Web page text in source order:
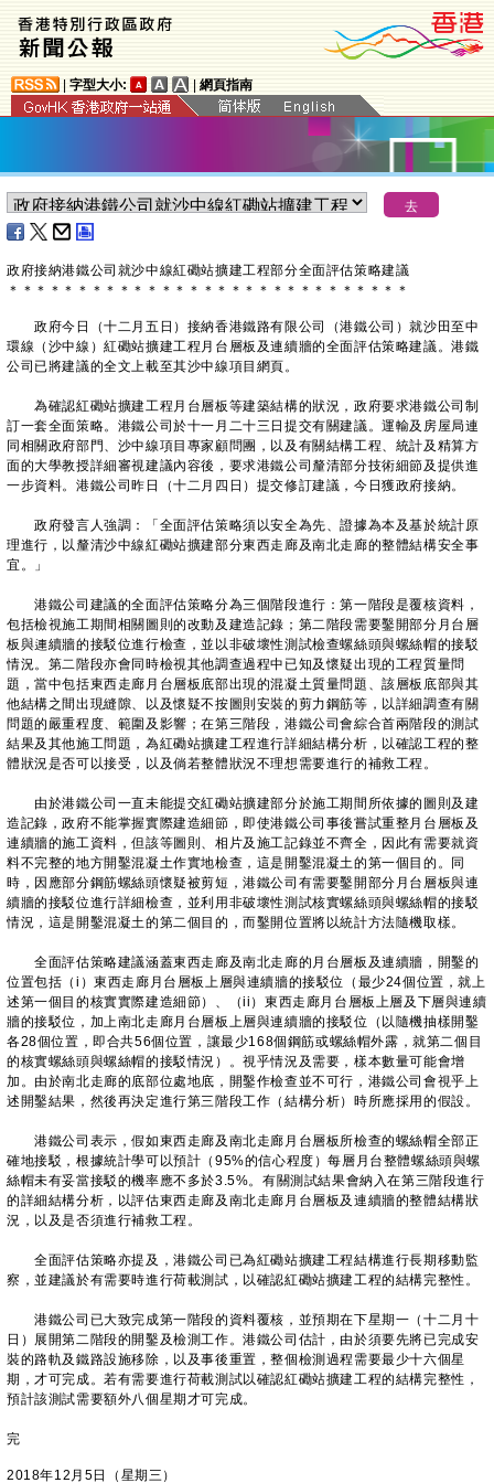
字型大小: 網頁指南
政府接納港鐵公司就沙中線紅磡站擴建工程部分全面評估策略建議
＊ ＊ ＊ ＊ ＊ ＊ ＊ ＊ ＊ ＊ ＊ ＊ ＊ ＊ ＊ ＊ ＊ ＊ ＊ ＊ ＊ ＊ ＊ ＊ ＊ ＊ ＊ ＊ ＊
政府今日（十二月五日）接納香港鐵路有限公司（港鐵公司）就沙田至中
環線（沙中線）紅磡站擴建工程月台層板及連續牆的全面評估策略建議。港鐵
公司已將建議的全文上載至其沙中線項目網頁。
為確認紅磡站擴建工程月台層板等建築結構的狀況，政府要求港鐵公司制
訂一套全面策略。港鐵公司於十一月二十三日提交有關建議。運輸及房屋局連
同相關政府部門、沙中線項目專家顧問團，以及有關結構工程、統計及精算方
面的大學教授詳細審視建議內容後，要求港鐵公司釐清部分技術細節及提供進
一步資料。港鐵公司昨日（十二月四日）提交修訂建議，今日獲政府接納。
政府發言人強調：「全面評估策略須以安全為先、證據為本及基於統計原
理進行，以釐清沙中線紅磡站擴建部分東西走廊及南北走廊的整體結構安全事
宜。」
港鐵公司建議的全面評估策略分為三個階段進行：第一階段是覆核資料，
包括檢視施工期間相關圖則的改動及建造記錄；第二階段需要鑿開部分月台層
板與連續牆的接駁位進行檢查，並以非破壞性測試檢查螺絲頭與螺絲帽的接駁
情況。第二階段亦會同時檢視其他調查過程中已知及懷疑出現的工程質量問
題，當中包括東西走廊月台層板底部出現的混凝土質量問題、該層板底部與其
他結構之間出現縫隙、以及懷疑不按圖則安裝的剪力鋼筋等，以詳細調查有關
問題的嚴重程度、範圍及影響；在第三階段，港鐵公司會綜合首兩階段的測試
結果及其他施工問題，為紅磡站擴建工程進行詳細結構分析，以確認工程的整
體狀況是否可以接受，以及倘若整體狀況不理想需要進行的補救工程。
由於港鐵公司一直未能提交紅磡站擴建部分於施工期間所依據的圖則及建
造記錄，政府不能掌握實際建造細節，即使港鐵公司事後嘗試重整月台層板及
連續牆的施工資料，但該等圖則、相片及施工記錄並不齊全，因此有需要就資
料不完整的地方開鑿混凝土作實地檢查，這是開鑿混凝土的第一個目的。同
時，因應部分鋼筋螺絲頭懷疑被剪短，港鐵公司有需要鑿開部分月台層板與連
續牆的接駁位進行詳細檢查，並利用非破壞性測試核實螺絲頭與螺絲帽的接駁
情況，這是開鑿混凝土的第二個目的，而鑿開位置將以統計方法隨機取樣。
全面評估策略建議涵蓋東西走廊及南北走廊的月台層板及連續牆，開鑿的
位置包括（i）東西走廊月台層板上層與連續牆的接駁位（最少24個位置，就上
述第一個目的核實實際建造細節）、（ii）東西走廊月台層板上層及下層與連續
牆的接駁位，加上南北走廊月台層板上層與連續牆的接駁位（以隨機抽樣開鑿
各28個位置，即合共56個位置，讓最少168個鋼筋或螺絲帽外露，就第二個目
的核實螺絲頭與螺絲帽的接駁情況）。視乎情況及需要，樣本數量可能會增
加。由於南北走廊的底部位處地底，開鑿作檢查並不可行，港鐵公司會視乎上
述開鑿結果，然後再決定進行第三階段工作（結構分析）時所應採用的假設。
港鐵公司表示，假如東西走廊及南北走廊月台層板所檢查的螺絲帽全部正
確地接駁，根據統計學可以預計（95%的信心程度）每層月台整體螺絲頭與螺
絲帽未有妥當接駁的機率應不多於3.5%。有關測試結果會納入在第三階段進行
的詳細結構分析，以評估東西走廊及南北走廊月台層板及連續牆的整體結構狀
況，以及是否須進行補救工程。
全面評估策略亦提及，港鐵公司已為紅磡站擴建工程結構進行長期移動監
察，並建議於有需要時進行荷載測試，以確認紅磡站擴建工程的結構完整性。
港鐵公司已大致完成第一階段的資料覆核，並預期在下星期一（十二月十
日）展開第二階段的開鑿及檢測工作。港鐵公司估計，由於須要先將已完成安
裝的路軌及鐵路設施移除，以及事後重置，整個檢測過程需要最少十六個星
期，才可完成。若有需要進行荷載測試以確認紅磡站擴建工程的結構完整性，
預計該測試需要額外八個星期才可完成。
完
2018年12月5日（星期三）